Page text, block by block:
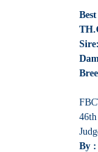
Sire:
By